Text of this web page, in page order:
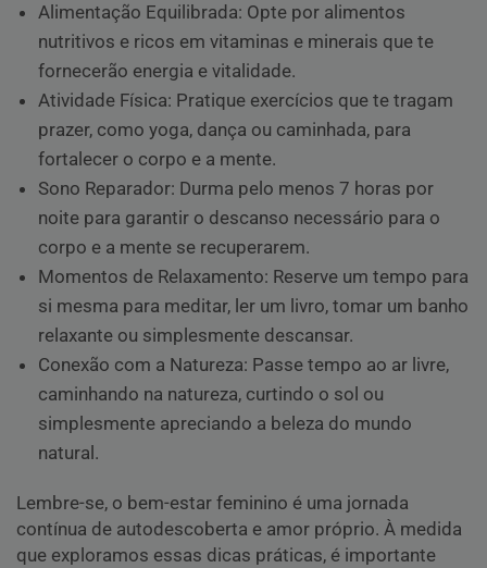
Alimentação Equilibrada: Opte por alimentos
nutritivos e ricos em vitaminas e minerais que te
fornecerão energia e vitalidade.
Atividade Física: Pratique exercícios que te tragam
prazer, como yoga, dança ou caminhada, para
fortalecer o corpo e a mente.
Sono Reparador: Durma pelo menos 7 horas por
noite para garantir o descanso necessário para o
corpo e a mente se recuperarem.
Momentos de Relaxamento: Reserve um tempo para
si mesma para meditar, ler um livro, tomar um banho
relaxante ou simplesmente descansar.
Conexão com a Natureza: Passe tempo ao ar livre,
caminhando na natureza, curtindo o sol ou
simplesmente apreciando a beleza do mundo
natural.
Lembre-se, o bem-estar feminino é uma jornada
contínua de autodescoberta e amor próprio. À medida
que exploramos essas dicas práticas, é importante